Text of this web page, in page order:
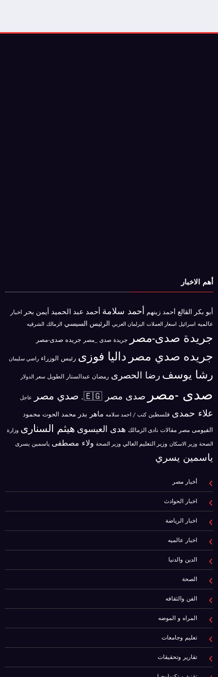
أهم الاخبار
أبو بكر القالع أحمد زينهم أحمد سلامة أحمد عبد الحميد أيمن بحر اخبار
عالميه اسرائيل اسعار العملات البرلمان العربي الرئيس السيسي الزمالك الشرقيه
جريدة صدى-مصر جريدة صدى _مصر جريده صدى-مصر
جريده صدي مصر داليا فوزى رئيس الوزراء راضي سليمان
رشا يوسف رضا الحصرى رمضان عبدالستار الطويل سعر الدولار
صدى -مصر صدى مصر 🇪🇬. صدي مصر عاجل
علاء حمدى فلسطين كتب / احمد سلامه ماهر بدر محمد الحوت محمود
الفيومى مصر مقالات نادى الزمالك هدى العيسوى هيثم السنارى وزارة
الصحة وزير الاسكان وزير التعليم العالي وزير الصحة ولاء مصطفى ياسمين يسرى
ياسمين يسري
أخبار مصر
اخبار الحوادث
اخبار الرياضة
اخبار عالميه
الدين والدنيا
الصحة
الفن والثقافه
المراه و الموضه
تعليم وجامعات
تقارير وتحقيقات